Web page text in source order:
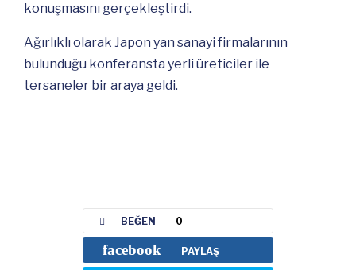
konuşmasını gerçekleştirdi.
Ağırlıklı olarak Japon yan sanayi firmalarının
bulunduğu konferansta yerli üreticiler ile
tersaneler bir araya geldi.
BEĞEN 0
facebook PAYLAŞ